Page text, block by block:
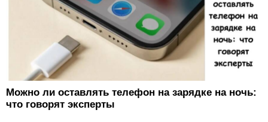
Можно ли оставлять телефон на зарядке на ночь:
что говорят эксперты